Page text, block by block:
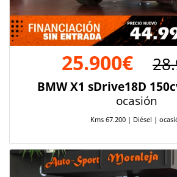
25.900€
BMW X1 sDrive18D
ocasión
Kms 67.200 | Diésel |